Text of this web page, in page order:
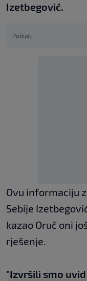
Izetbegović.
Podijeli
Ovu informaciju
Sebije
kazao Oruč oni
rješenje.
"Izvršili smo